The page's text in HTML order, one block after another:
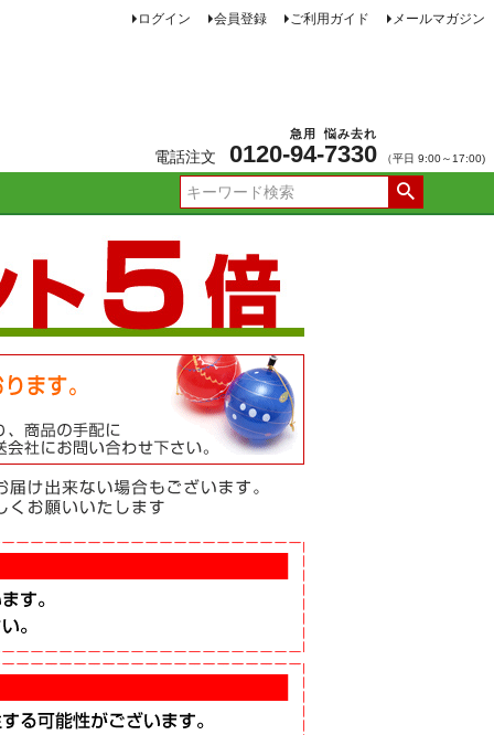
ログイン 会員登録 ご利用ガイド メールマガジン
電話注文 0120-94
急用
-7330
悩み去れ
（平日 9:00～17:00)